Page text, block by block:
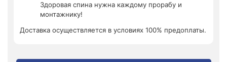
Здоровая спина нужна каждому прорабу и
монтажнику!
Доставка осуществляется в условиях 100% предоплаты.